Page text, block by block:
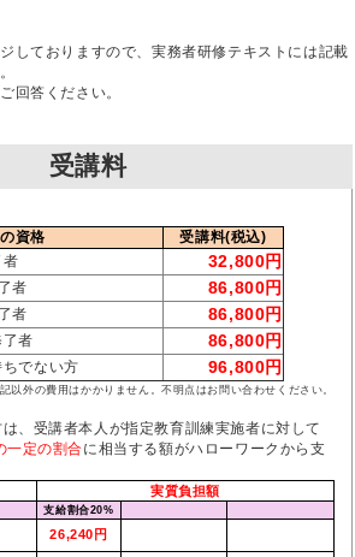
しておりますので、実務者研修テキストには記載
回答ください。
受講料
資格
受講料(税込)
者
32,800円
者 86,800円
者 86,800円
者 86,800円
でない方 96,800円
以外の費用はかかりません。不明点はお問い合わせください。
、受講者本人が指定教育訓練実施者に対して
一定の割合に相当する額がハローワークから支
実質負担額
支給割合20%
26,240円